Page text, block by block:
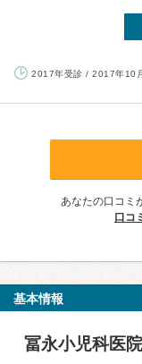
2017年受診 / 2017年10
あなたの口コミ
口コ
基本情報
冨永小児科医院